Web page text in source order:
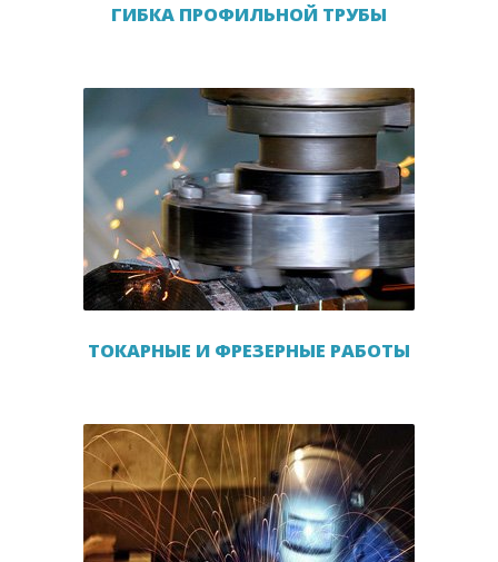
ГИБКА ПРОФИЛЬНОЙ ТРУБЫ
ТОКАРНЫЕ И ФРЕЗЕРНЫЕ РАБОТЫ